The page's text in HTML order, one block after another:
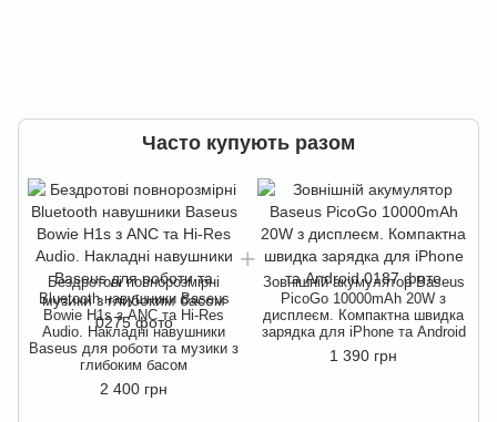
Часто купують разом
Бездротові повнорозмірні
Bluetooth навушники Baseus
Bowie H1s з ANC та Hi-Res
Audio. Накладні навушники
Baseus для роботи та музики з
глибоким басом
2 400 грн
Зовнішній акумулятор Baseus
PicoGo 10000mAh 20W з
дисплеєм. Компактна швидка
зарядка для iPhone та Android
1 390 грн